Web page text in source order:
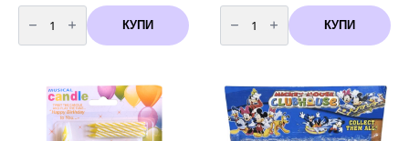
количество
за
Балони
Металик
КУПИ
количество
за
Балони
Перла
бели
13
см
КУПИ